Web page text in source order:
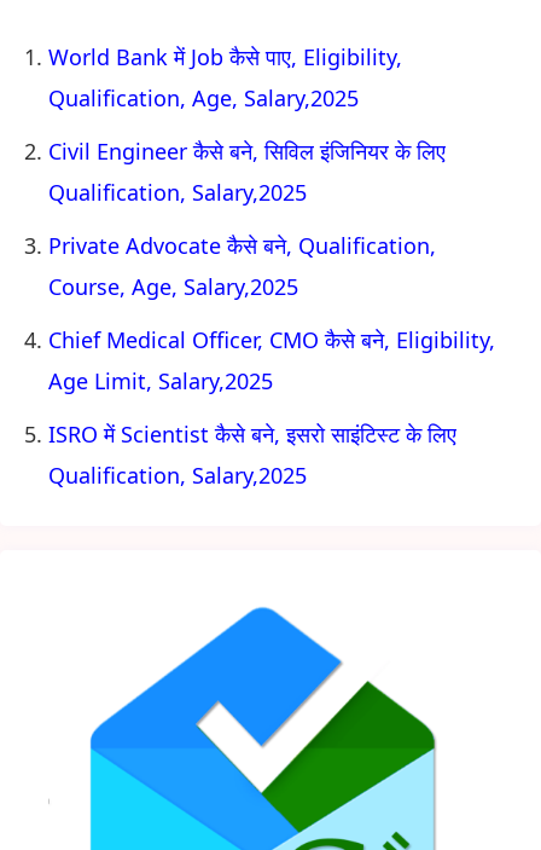
World Bank में Job कैसे पाए, Eligibility,
Qualification, Age, Salary,2025
Civil Engineer कैसे बने, सिविल इंजिनियर के लिए
Qualification, Salary,2025
Private Advocate कैसे बने, Qualification,
Course, Age, Salary,2025
Chief Medical Officer, CMO कैसे बने, Eligibility,
Age Limit, Salary,2025
ISRO में Scientist कैसे बने, इसरो साइंटिस्ट के लिए
Qualification, Salary,2025